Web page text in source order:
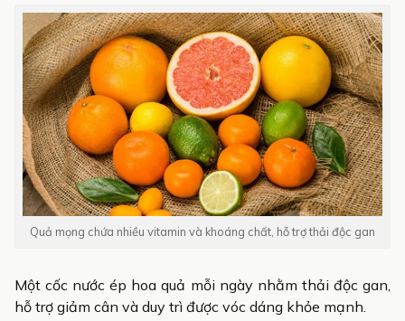
Quả mọng chứa nhiều vitamin và khoáng chất, hỗ trợ thải độc gan
Một cốc nước ép hoa quả mỗi ngày nhằm thải độc gan,
hỗ trợ giảm cân và duy trì được vóc dáng khỏe mạnh.